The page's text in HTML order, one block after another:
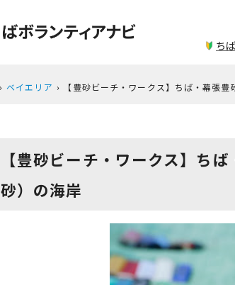
ち
ベイエリア 【豊砂ビーチ・ワークス】ちば・幕張
【豊砂ビーチ・ワークス】ち
砂）の海岸